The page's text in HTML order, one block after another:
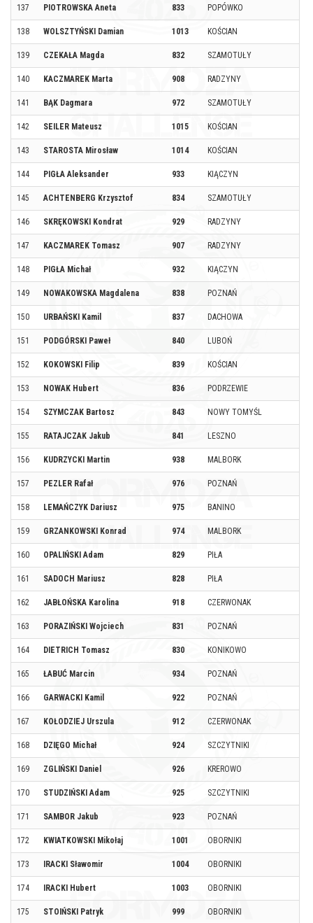
137 PIOTROWSKA Aneta 833 POPÓWKO
138 WOLSZTYŃSKI Damian 1013 KOŚCIAN
139 CZEKAŁA Magda 832 SZAMOTUŁY
140 KACZMAREK Marta 908 RADZYNY
141 BĄK Dagmara 972 SZAMOTUŁY
142 SEILER Mateusz 1015 KOŚCIAN
143 STAROSTA Mirosław 1014 KOŚCIAN
144 PIGŁA Aleksander 933 KIĄCZYN
145 ACHTENBERG Krzysztof 834 SZAMOTUŁY
146 SKRĘKOWSKI Kondrat 929 RADZYNY
147 KACZMAREK Tomasz 907 RADZYNY
148 PIGŁA Michał 932 KIĄCZYN
149 NOWAKOWSKA Magdalena 838 POZNAŃ
150 URBAŃSKI Kamil 837 DACHOWA
151 PODGÓRSKI Paweł 840 LUBOŃ
152 KOKOWSKI Filip 839 KOŚCIAN
153 NOWAK Hubert 836 PODRZEWIE
154 SZYMCZAK Bartosz 843 NOWY TOMYŚL
155 RATAJCZAK Jakub 841 LESZNO
156 KUDRZYCKI Martin 938 MALBORK
157 PEZLER Rafał 976 POZNAŃ
158 LEMAŃCZYK Dariusz 975 BANINO
159 GRZANKOWSKI Konrad 974 MALBORK
160 OPALIŃSKI Adam 829 PIŁA
161 SADOCH Mariusz 828 PIŁA
162 JABŁOŃSKA Karolina 918 CZERWONAK
163 PORAZIŃSKI Wojciech 831 POZNAŃ
164 DIETRICH Tomasz 830 KONIKOWO
165 ŁABUĆ Marcin 934 POZNAŃ
166 GARWACKI Kamil 922 POZNAŃ
167 KOŁODZIEJ Urszula 912 CZERWONAK
168 DZIĘGO Michał 924 SZCZYTNIKI
169 ZGLIŃSKI Daniel 926 KREROWO
170 STUDZIŃSKI Adam 925 SZCZYTNIKI
171 SAMBOR Jakub 923 POZNAŃ
172 KWIATKOWSKI Mikołaj 1001 OBORNIKI
173 IRACKI Sławomir 1004 OBORNIKI
174 IRACKI Hubert 1003 OBORNIKI
175 STOIŃSKI Patryk 999 OBORNIKI